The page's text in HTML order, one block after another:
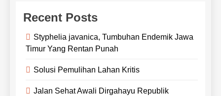
Recent Posts
Styphelia javanica, Tumbuhan Endemik Jawa
Timur Yang Rentan Punah
Solusi Pemulihan Lahan Kritis
Jalan Sehat Awali Dirgahayu Republik